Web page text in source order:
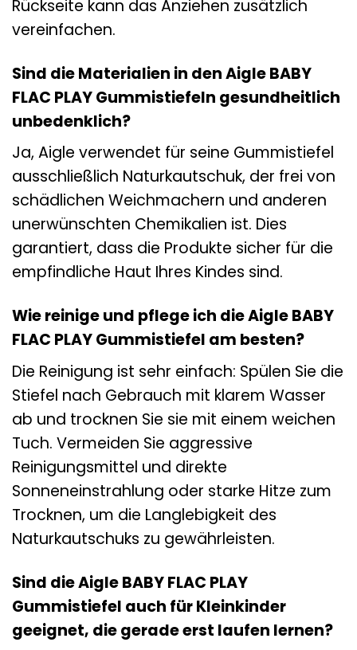
Rückseite kann das Anziehen zusätzlich
vereinfachen.
Sind die Materialien in den Aigle BABY
FLAC PLAY Gummistiefeln gesundheitlich
unbedenklich?
Ja, Aigle verwendet für seine Gummistiefel
ausschließlich Naturkautschuk, der frei von
schädlichen Weichmachern und anderen
unerwünschten Chemikalien ist. Dies
garantiert, dass die Produkte sicher für die
empfindliche Haut Ihres Kindes sind.
Wie reinige und pflege ich die Aigle BABY
FLAC PLAY Gummistiefel am besten?
Die Reinigung ist sehr einfach: Spülen Sie die
Stiefel nach Gebrauch mit klarem Wasser
ab und trocknen Sie sie mit einem weichen
Tuch. Vermeiden Sie aggressive
Reinigungsmittel und direkte
Sonneneinstrahlung oder starke Hitze zum
Trocknen, um die Langlebigkeit des
Naturkautschuks zu gewährleisten.
Sind die Aigle BABY FLAC PLAY
Gummistiefel auch für Kleinkinder
geeignet, die gerade erst laufen lernen?